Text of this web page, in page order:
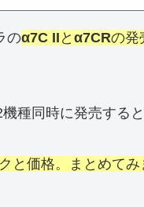
のα7C II と α7CRの発
種同時に発売する
と価格。 まとめてみ